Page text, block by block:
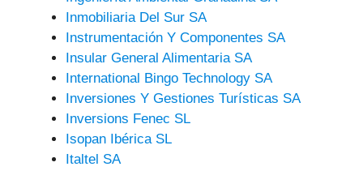
Inmobiliaria Del Sur SA
Instrumentación Y Componentes SA
Insular General Alimentaria SA
International Bingo Technology SA
Inversiones Y Gestiones Turísticas SA
Inversions Fenec SL
Isopan Ibérica SL
Italtel SA